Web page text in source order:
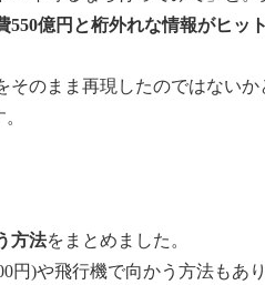
億円と桁外れな情報がヒット
そのまま再現したのではない
方法をまとめました。
円)や飛行機で向かう方法もあ